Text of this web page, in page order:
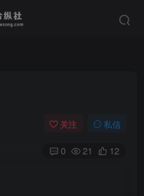
关注 私信
0 21 12